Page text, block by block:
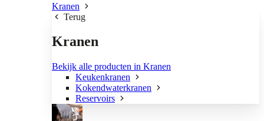
Kranen
Terug
Kranen
Bekijk alle producten in Kranen
Keukenkranen
Kokendwaterkranen
Reservoirs